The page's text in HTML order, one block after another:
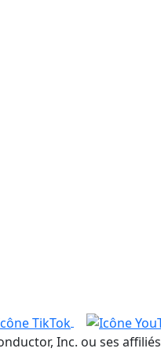
Inc. ou ses affiliés